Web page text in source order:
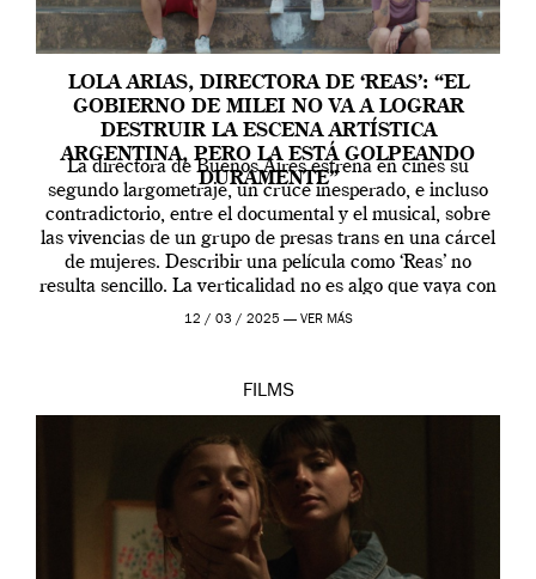
LOLA ARIAS, DIRECTORA DE ‘REAS’: “EL
GOBIERNO DE MILEI NO VA A LOGRAR
DESTRUIR LA ESCENA ARTÍSTICA
ARGENTINA, PERO LA ESTÁ GOLPEANDO
DURAMENTE”
La directora de Buenos Aires estrena en cines su
segundo largometraje, un cruce inesperado, e incluso
contradictorio, entre el documental y el musical, sobre
las vivencias de un grupo de presas trans en una cárcel
de mujeres. Describir una película como ‘Reas’ no
resulta sencillo. La verticalidad no es algo que vaya con
la artista, […]
12 / 03 / 2025 — VER MÁS
FILMS